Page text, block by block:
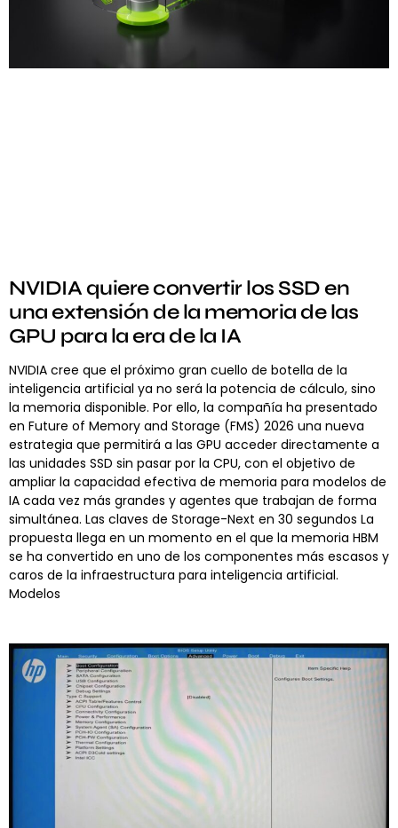
NVIDIA quiere convertir los SSD en
una extensión de la memoria de las
GPU para la era de la IA
NVIDIA cree que el próximo gran cuello de botella de la
inteligencia artificial ya no será la potencia de cálculo, sino
la memoria disponible. Por ello, la compañía ha presentado
en Future of Memory and Storage (FMS) 2026 una nueva
estrategia que permitirá a las GPU acceder directamente a
las unidades SSD sin pasar por la CPU, con el objetivo de
ampliar la capacidad efectiva de memoria para modelos de
IA cada vez más grandes y agentes que trabajan de forma
simultánea. Las claves de Storage-Next en 30 segundos La
propuesta llega en un momento en el que la memoria HBM
se ha convertido en uno de los componentes más escasos y
caros de la infraestructura para inteligencia artificial.
Modelos